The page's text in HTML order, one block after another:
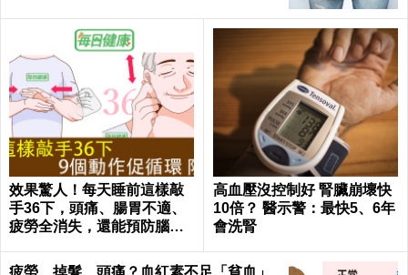
效果驚人！每天睡前這樣敲
手36下，頭痛、腸胃不適、
疲勞全消失，還能預防腦中
高血壓沒控制好 腎臟崩壞快
10倍？ 醫示警：最快5、6年
會洗腎